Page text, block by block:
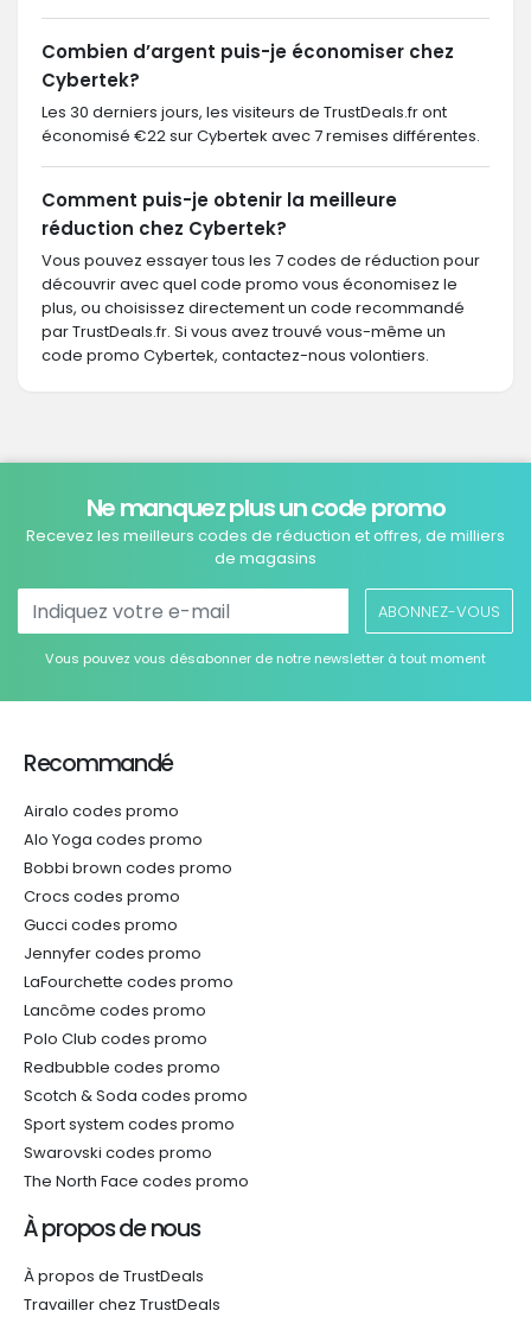
Combien d’argent puis-je économiser chez
Cybertek?
Les 30 derniers jours, les visiteurs de TrustDeals.fr ont
économisé €22 sur Cybertek avec 7 remises différentes.
Comment puis-je obtenir la meilleure
réduction chez Cybertek?
Vous pouvez essayer tous les 7 codes de réduction pour
découvrir avec quel code promo vous économisez le
plus, ou choisissez directement un code recommandé
par TrustDeals.fr. Si vous avez trouvé vous-même un
code promo Cybertek, contactez-nous volontiers.
Ne manquez plus un code promo
Recevez les meilleurs codes de réduction et offres, de milliers
de magasins
ABONNEZ-VOUS
Vous pouvez vous désabonner de notre newsletter à tout moment
Recommandé
Airalo codes promo
Alo Yoga codes promo
Bobbi brown codes promo
Crocs codes promo
Gucci codes promo
Jennyfer codes promo
LaFourchette codes promo
Lancôme codes promo
Polo Club codes promo
Redbubble codes promo
Scotch & Soda codes promo
Sport system codes promo
Swarovski codes promo
The North Face codes promo
À propos de nous
À propos de TrustDeals
Travailler chez TrustDeals